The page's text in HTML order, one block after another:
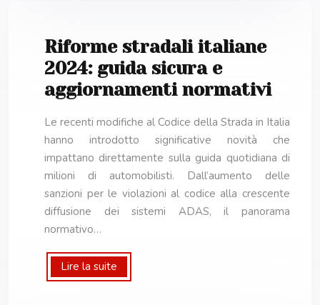
Riforme stradali italiane
2024: guida sicura e
aggiornamenti normativi
Le recenti modifiche al Codice della Strada in Italia
hanno introdotto significative novità che
impattano direttamente sulla guida quotidiana di
milioni di automobilisti. Dall’aumento delle
sanzioni per le violazioni al codice alla crescente
diffusione dei sistemi ADAS, il panorama
normativo…
Lire la suite